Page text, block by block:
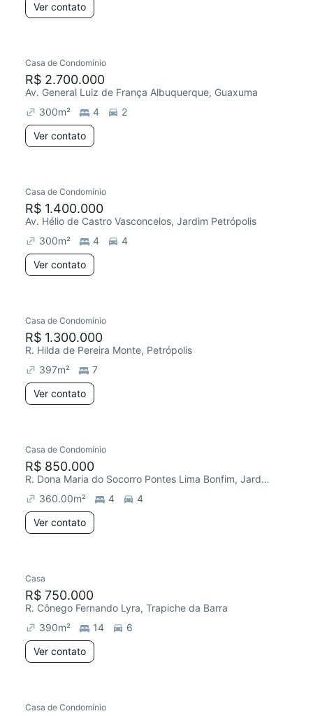
Ver contato
Casa de Condomínio
R$ 2.700.000
Av. General Luiz de França Albuquerque, Guaxuma
300m² 4
2
Ver contato
Casa de Condomínio
R$ 1.400.000
Av. Hélio de Castro Vasconcelos, Jardim Petrópolis
300m² 4
4
Ver contato
Casa de Condomínio
R$ 1.300.000
R. Hilda de Pereira Monte, Petrópolis
397m²
7
Ver contato
Casa de Condomínio
R$ 850.000
R. Dona Maria do Socorro Pontes Lima Bonfim, Jardim Petrópolis
360.00m² 4
4
Ver contato
Casa
R$ 750.000
R. Cônego Fernando Lyra, Trapiche da Barra
390m² 14
6
Ver contato
Casa de Condomínio